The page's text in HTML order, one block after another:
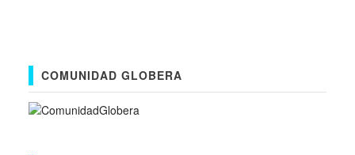
COMUNIDAD GLOBERA